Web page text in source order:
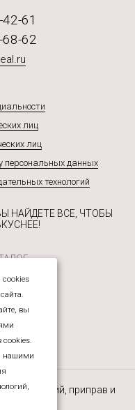
61
62
лиц
лиц
персональных данных
технологий
НАЙДЕТЕ ВСЕ, ЧТОБЫ
специй, приправ и
вы
cookies.
нашими